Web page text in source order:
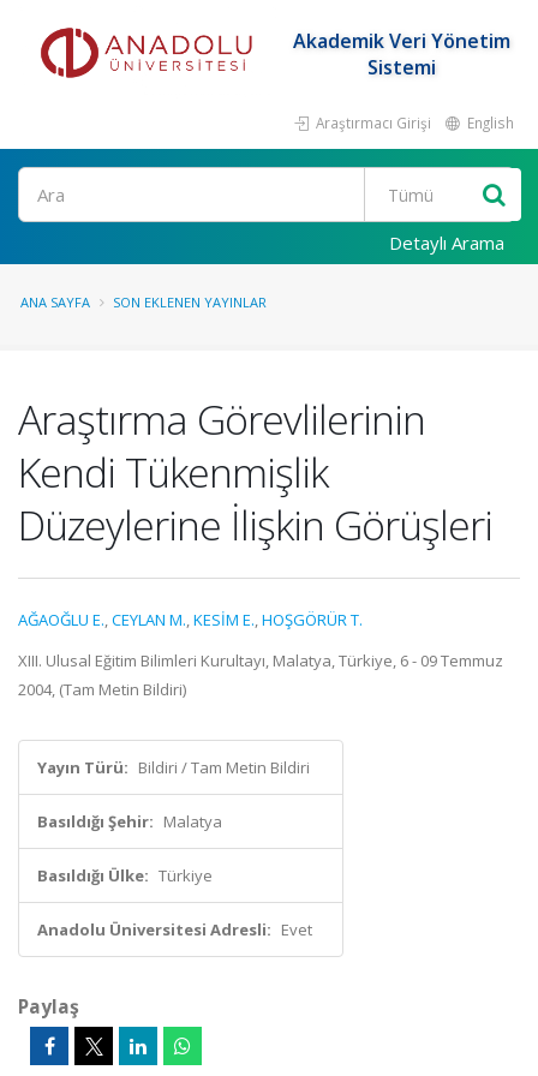
Akademik Veri Yönetim
Sistemi
Araştırmacı Girişi English
Ara
Detaylı Arama
ANA SAYFA SON EKLENEN YAYINLAR
Araştırma Görevlilerinin
Kendi Tükenmişlik
Düzeylerine İlişkin Görüşleri
AĞAOĞLU E.,CEYLAN M.,KESİM E.,HOŞGÖRÜR T.
XIII. Ulusal Eğitim Bilimleri Kurultayı, Malatya, Türkiye, 6 - 09 Temmuz
2004, (Tam Metin Bildiri)
Yayın Türü: Bildiri / Tam Metin Bildiri
Basıldığı Şehir: Malatya
Basıldığı Ülke: Türkiye
Anadolu Üniversitesi Adresli: Evet
Paylaş